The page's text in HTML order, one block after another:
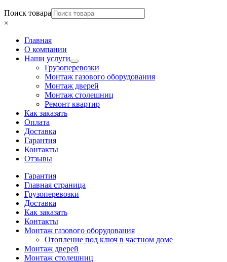
Поиск товара
×
Главная
О компании
Наши услуги
Грузоперевозки
Монтаж газового оборудования
Монтаж дверей
Монтаж столешниц
Ремонт квартир
Как заказать
Оплата
Доставка
Гарантия
Контакты
Отзывы
Гарантия
Главная страница
Грузоперевозки
Доставка
Как заказать
Контакты
Монтаж газового оборудования
Отопление под ключ в частном доме
Монтаж дверей
Монтаж столешниц